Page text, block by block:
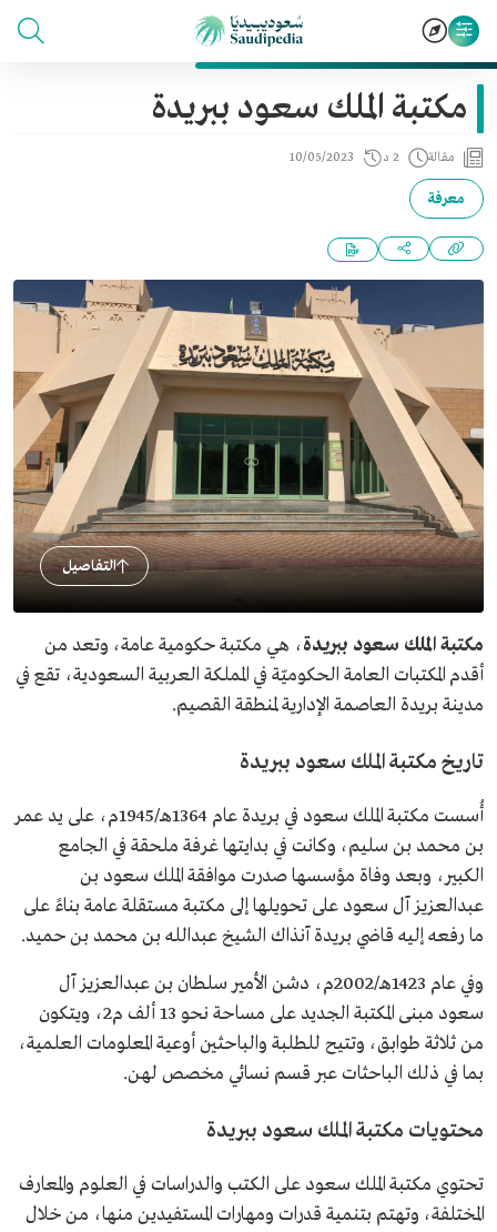
مكتبة الملك سعود ببريدة
مقالة 2 د 10/05/2023
معرفة
التفاصيل
مكتبة الملك سعود ببريدة، هي مكتبة حكومية عامة، وتعد من
أقدم المكتبات العامة الحكوميّة في المملكة العربية السعودية، تقع في
مدينة بريدة العاصمة الإدارية لمنطقة القصيم.
تاريخ مكتبة الملك سعود ببريدة
أُسست مكتبة الملك سعود في بريدة عام 1364هـ/1945م، على يد عمر
بن محمد بن سليم، وكانت في بدايتها غرفة ملحقة في الجامع
الكبير، وبعد وفاة مؤسسها صدرت موافقة الملك سعود بن
عبدالعزيز آل سعود على تحويلها إلى مكتبة مستقلة عامة بناءً على
ما رفعه إليه قاضي بريدة آنذاك الشيخ عبدالله بن محمد بن حميد.
وفي عام 1423هـ/2002م، دشن الأمير سلطان بن عبدالعزيز آل
سعود مبنى المكتبة الجديد على مساحة نحو 13 ألف م2، ويتكون
من ثلاثة طوابق، وتتيح للطلبة والباحثين أوعية المعلومات العلمية،
بما في ذلك الباحثات عبر قسم نسائي مخصص لهن.
محتويات مكتبة الملك سعود ببريدة
تحتوي مكتبة الملك سعود على الكتب والدراسات في العلوم والمعارف
المختلفة، وتهتم بتنمية قدرات ومهارات المستفيدين منها، من خلال